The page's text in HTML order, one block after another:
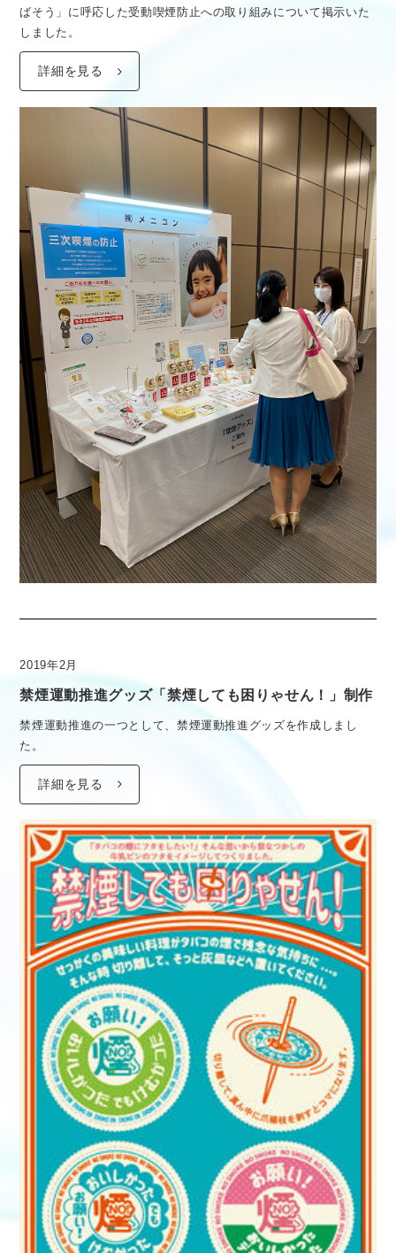
ばそう」に呼応した受動喫煙防止への取り組みについて掲示いた
しました。
詳細を見る
2019年2月
禁煙運動推進グッズ「禁煙しても困りゃせん！」制作
禁煙運動推進の一つとして、禁煙運動推進グッズを作成しまし
た。
詳細を見る